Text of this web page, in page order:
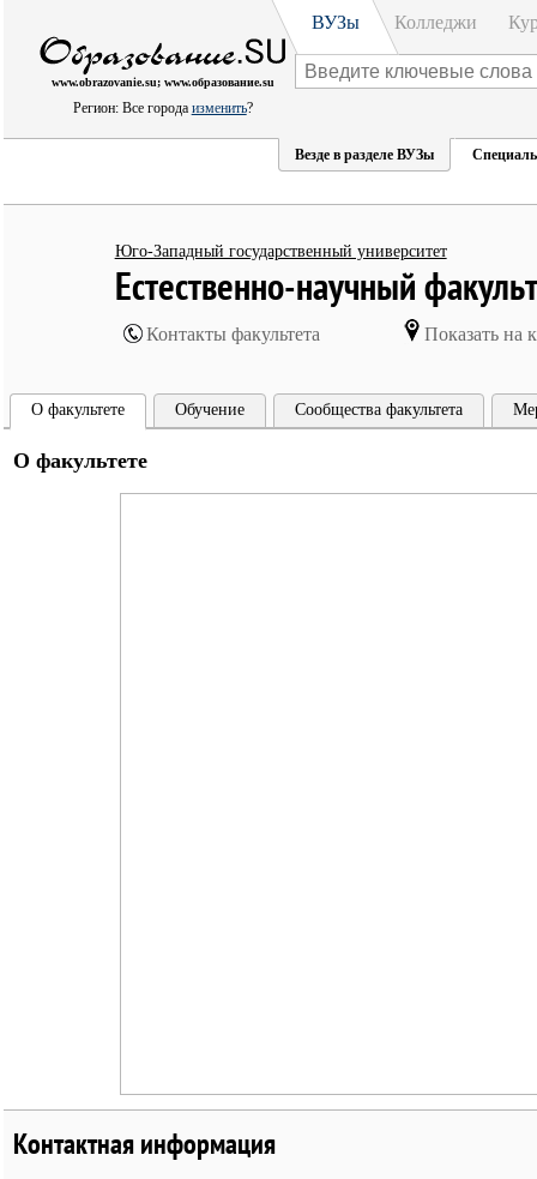
www.obrazovanie.su; www.образование.su
Регион: Все города изменить?
ВУЗы Колледжи
Везде в разделе ВУЗы
Юго-Западный государственный университет
Естественно-научный
Контакты факультета Показать на
О факультете Обучение Сообщества факультета
О факультете
Контактная информация